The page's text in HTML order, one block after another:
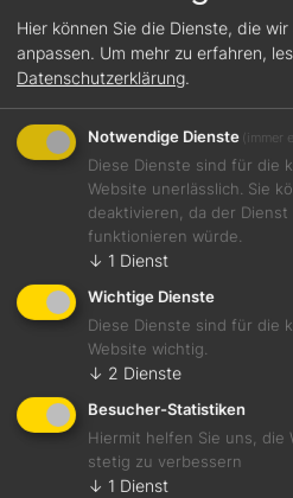
23 Juli, 2026
Featured, GETRUNKEN
Hier können Sie die Dienste, die
anpassen. Um mehr zu erfahren,
Datenschutzerklärung.
Notwendige Dienste (immer
Diese Dienste sind für die
Website unerlässlich. Sie
deaktivieren, da der
funktionieren würde.
↓ 1 Dienst
Wichtige Dienste
Diese Dienste sind für die
Website wichtig.
↓ 2 Dienste
Besucher-Statistiken
Hiermit helfen Sie uns, die
stetig zu verbessern
↓ 1 Dienst